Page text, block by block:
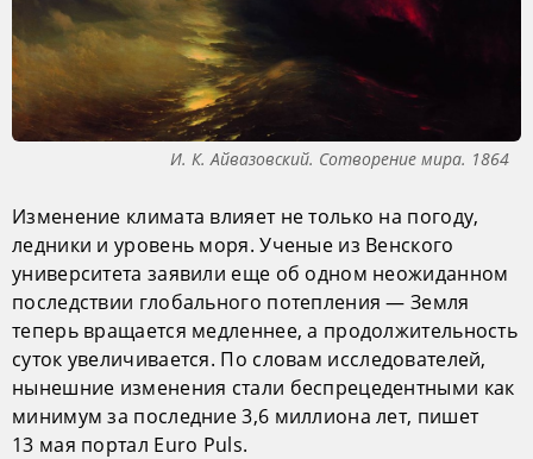
И. К. Айвазовский. Сотворение мира. 1864
Изменение климата влияет не только на погоду,
ледники и уровень моря. Ученые из Венского
университета заявили еще об одном неожиданном
последствии глобального потепления — Земля
теперь вращается медленнее, а продолжительность
суток увеличивается. По словам исследователей,
нынешние изменения стали беспрецедентными как
минимум за последние 3,6 миллиона лет, пишет
13 мая портал Euro Puls.